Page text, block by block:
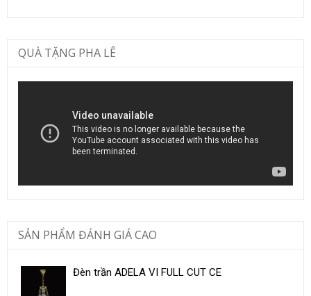
QUÀ TẶNG PHA LÊ
SẢN PHẨM ĐÁNH GIÁ CAO
Đèn trần ADELA VI FULL CUT CE